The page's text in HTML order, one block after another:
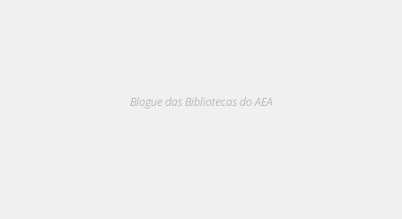
Blogue das Bibliotecas do AEA